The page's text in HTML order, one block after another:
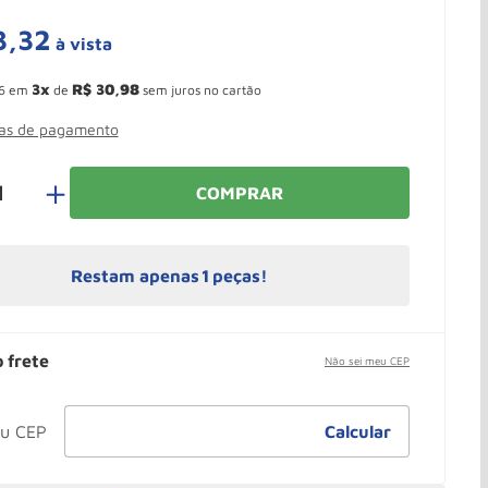
,32 à vista
em 3 de R$ 30,98sem juros no cartão
de pagamento
＋ COMPRAR
Restam apenas 1 peças!
frete Não sei meu CEP